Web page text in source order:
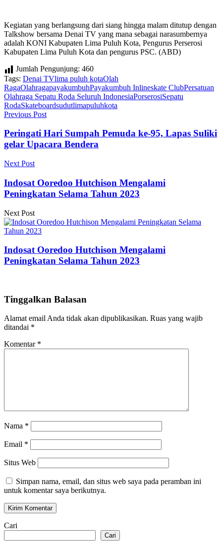
Kegiatan yang berlangsung dari siang hingga malam ditutup dengan
Talkshow bersama Denai TV yang mana sebagai narasumbernya
adalah KONI Kabupaten Lima Puluh Kota, Pengurus Perserosi
Kabupaten Lima Puluh Kota dan pengurus PSC. (ABD)
Jumlah Pengunjung: 460
Tags: Denai TVlima puluh kotaOlah
RagaOlahragapayakumbuhPayakumbuh Inlineskate ClubPersatuan
Olahraga Sepatu Roda Seluruh IndonesiaPorserosiSepatu
RodaSkateboardsudutlimapuluhkota
Previous Post
Peringati Hari Sumpah Pemuda ke-95, Lapas Suliki
gelar Upacara Bendera
Next Post
Indosat Ooredoo Hutchison Mengalami
Peningkatan Selama Tahun 2023
Next Post
Indosat Ooredoo Hutchison Mengalami
Peningkatan Selama Tahun 2023
Tinggalkan Balasan
Alamat email Anda tidak akan dipublikasikan. Ruas yang wajib
ditandai *
Komentar *
Nama *
Email *
Situs Web
Simpan nama, email, dan situs web saya pada peramban ini
untuk komentar saya berikutnya.
Cari
Cari